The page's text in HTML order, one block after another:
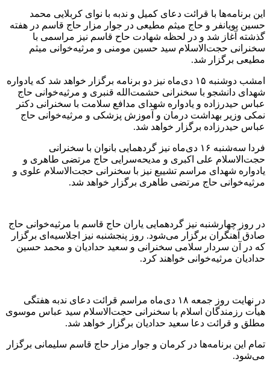
این برنامه‌ها با قرائت دعای کمیل و ندبه با نوای کربلایی محمد
حسین پویانفر و حاج میثم مطیعی در جوار مزار حاج قاسم در هفته
گذشته آغاز شد و در لحظه شهادت حاح قاسم نیز مراسمی با
سخنرانی حجت‌الاسلام سید حسین مومنی و مرثیه‌خوانی میثم
مطیعی برگزار شد.
امشب دوشنبه ١۵ دی‌ماه نیز دو برنامه برگزار خواهد شد که یادواره
شهدای دانشجو با سخنرانی حشمت‌الله قنبری و مرثیه‌خوانی حاج
عباس حیدرزاده و یادواره شهدای مدافع سلامت با سخنرانی دکتر
نمکی وزیر بهداشت درمان و آموزش پزشکی و مرثیه‌خوانی حاج
عباس حیدرزاده برگزار خواهد شد.
فردا سه‌شنبه ١۶ دی‌ماه نیز گردهمایی بانوان با سخنرانی
حجت‌الاسلام علی اکبری و مدیحه‌سرایی حاج مرتضی طاهری و
یادواره شهدای مراسم تشییع نیز با سخنرانی حجت‌الاسلام علوی و
مرثیه‌خوانی حاج مرتضی طاهری برگزار خواهد شد.
در روز چهارشنبه نیز گردهمایی یاران حاج قاسم با مرثیه‌خوانی حاج
صادق آهنگران برگزار می‌شود. روز پنجشنبه نیز اجلاسیه‌ای برگزار
که در آن سردار سلامی سخنرانی و سعید حدادیان و محمد حسین
حدادیان مرثیه‌خوانی خواهند کرد.
در نهایت روز جمعه ١٨ دی‌ماه مراسم قرائت دعای ندبه هفتگی
هیأت رزمندگان اسلام با سخنرانی حجت‌الاسلام سید عباس موسوی
مطلق و قرائت دعا سعید حدادیان برگزار خواهد شد.
تمام این برنامه‌ها در کرمان و جوار مزار حاج قاسم سلیمانی برگزار
می‌شود.